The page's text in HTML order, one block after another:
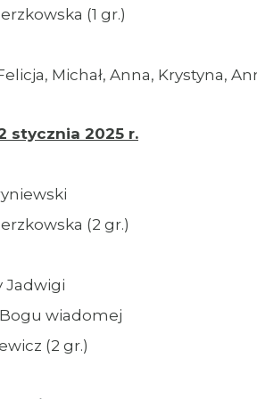
(1 gr.)
Michał, Anna, Krystyna,
stycznia 2025 r.
(2 gr.)
Jadwigi
wiadomej
(2 gr.)